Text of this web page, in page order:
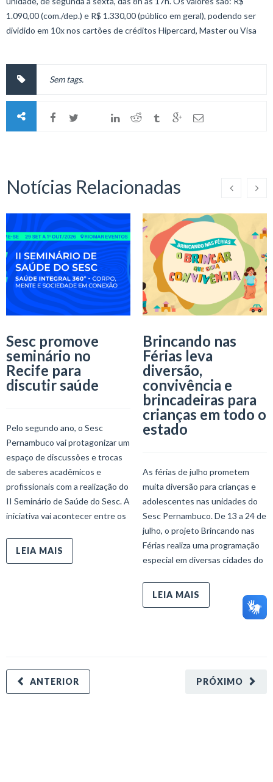
1.090,00 (com./dep.) e R$ 1.330,00 (público em geral), podendo ser
dividido em 10x nos cartões de créditos Hipercard, Master ou Visa
Sem tags.
Notícias Relacionadas
Sesc promove
seminário no
Recife para
discutir saúde
Pelo segundo ano, o Sesc
Pernambuco vai protagonizar um
espaço de discussões e trocas
de saberes acadêmicos e
profissionais com a realização do
II Seminário de Saúde do Sesc. A
iniciativa vai acontecer entre os
LEIA MAIS
Brincando nas
Férias leva
diversão,
convivência e
brincadeiras para
crianças em todo o
estado
As férias de julho prometem
muita diversão para crianças e
adolescentes nas unidades do
Sesc Pernambuco. De 13 a 24 de
julho, o projeto Brincando nas
Férias realiza uma programação
especial em diversas cidades do
LEIA MAIS
PRÓXIMO
ANTERIOR